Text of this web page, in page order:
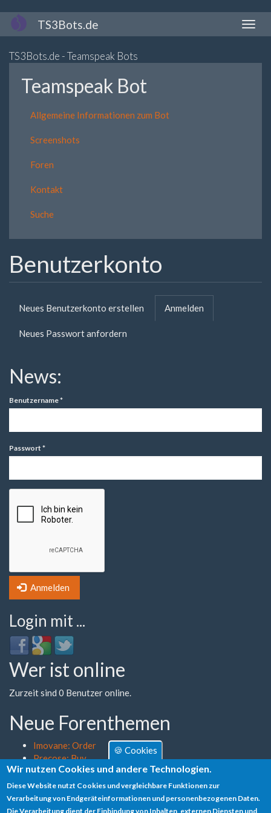
Direkt
zum
TS3Bots.de
TS3Bots.de - Teamspeak Bots
Teamspeak Bot
Allgemeine Informationen zum Bot
Screenshots
Foren
Kontakt
Suche
Benutzerkonto
Primäre
Reiter
Neues Benutzerkonto erstellen Anmelden
Reiter)
Neues Passwort anfordern
News:
Benutzername*
Passwort *
Anmelden
Login mit ...
Login
with
Facebook
Login
with
Google
Login
with
Twitter
Wer ist online
Zurzeit sind 0 Benutzer online.
Neue Forenthemen
Imovane: Order
Precose: Buy
Diclofenac: Can I Order
Requip: Discount Find Saturday Shipping
Vpxl: Mastercard Fast Delivery Vermont
🍪 Cookies
Wir nutzen Cookies und andere Technologien.
Diese Website nutzt Cookies und vergleichbare Funktionen zur
Verarbeitung von Endgeräteinformationen und personenbezogenen Daten.
Die Verarbeitung dient der Einbindung von Inhalten, externen Diensten und